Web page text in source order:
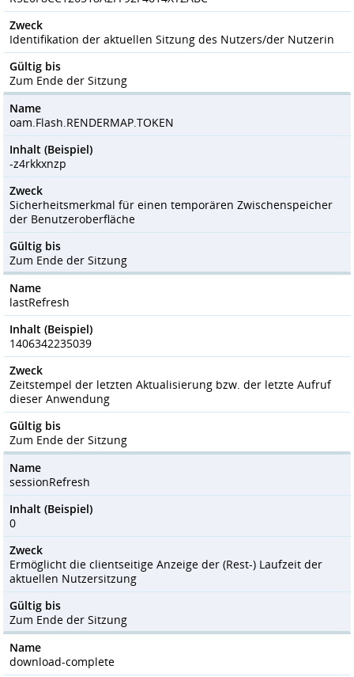
Zweck
Identifikation der aktuellen Sitzung des Nutzers/der Nutzerin
Gültig bis
Zum Ende der Sitzung
Name
oam.Flash.RENDERMAP.TOKEN
Inhalt (Beispiel)
-z4rkkxnzp
Zweck
Sicherheitsmerkmal für einen temporären Zwischenspeicher
der Benutzeroberfläche
Gültig bis
Zum Ende der Sitzung
Name
lastRefresh
Inhalt (Beispiel)
1406342235039
Zweck
Zeitstempel der letzten Aktualisierung bzw. der letzte Aufruf
dieser Anwendung
Gültig bis
Zum Ende der Sitzung
Name
sessionRefresh
Inhalt (Beispiel)
0
Zweck
Ermöglicht die clientseitige Anzeige der (Rest-) Laufzeit der
aktuellen Nutzersitzung
Gültig bis
Zum Ende der Sitzung
Name
download-complete